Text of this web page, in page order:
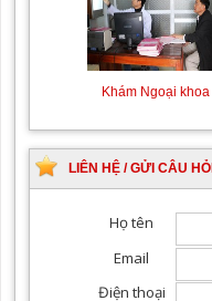
Khám Ngoại khoa
LIÊN HỆ / GỬI CÂU HỎI